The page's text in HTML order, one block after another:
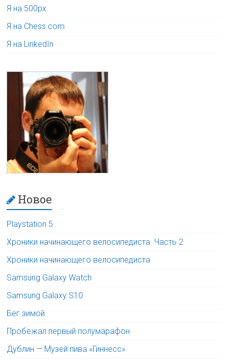
Я на 500px
Я на Chess.com
Я на LinkedIn
Новое
Playstation 5
Хроники начинающего велосипедиста. Часть 2
Хроники начинающего велосипедиста
Samsung Galaxy Watch
Samsung Galaxy S10
Бег зимой
Пробежал первый полумарафон
Дублин — Музей пива «Гиннесс»